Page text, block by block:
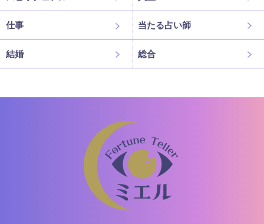
仕事 当たる占い師
結婚 総合